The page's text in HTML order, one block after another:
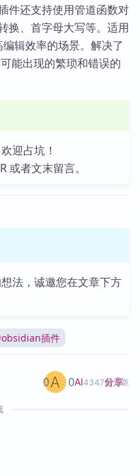
件还支持使用管道函数对
换、首字母大写等。适用
辑效率的场景。解决了
能出现的繁琐和错误的
迎占坑！
或者文末留言。
法，诚邀您在文章下方
obsidian插件
AI4347篇文章
0 0 分享